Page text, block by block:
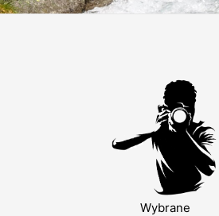
Wybrane